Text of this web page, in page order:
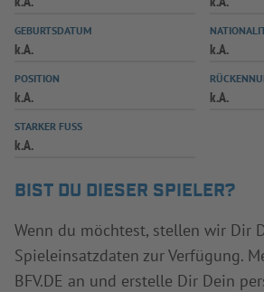
GEBURTSDATUM
k.A. k.A.
POSITION
k.A. k.A.
STARKER FUSS
k.A.
BIST DU DIESER SPIELER?
Wenn du möchtest, stellen wir Dir
Spieleinsatzdaten zur Verfügung.
BFV.DE an und erstelle Dir Dein